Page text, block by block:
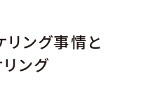
ング事情と
ング